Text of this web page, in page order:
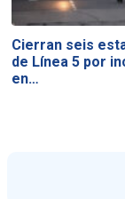
Cierran seis
de Línea 5 por
en…